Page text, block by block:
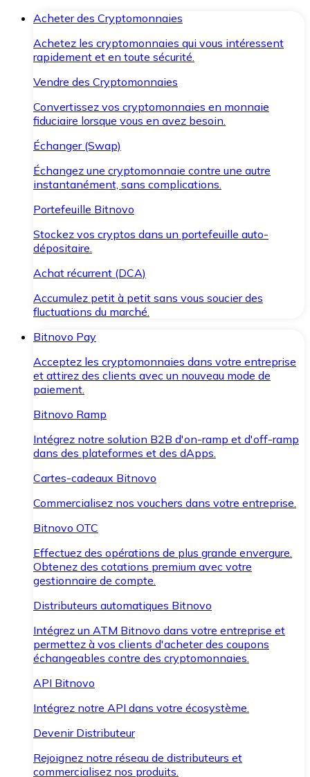
Acheter des Cryptomonnaies
Achetez les cryptomonnaies qui vous intéressent
rapidement et en toute sécurité.
Vendre des Cryptomonnaies
Convertissez vos cryptomonnaies en monnaie
fiduciaire lorsque vous en avez besoin.
Échanger (Swap)
Échangez une cryptomonnaie contre une autre
instantanément, sans complications.
Portefeuille Bitnovo
Stockez vos cryptos dans un portefeuille auto-
dépositaire.
Achat récurrent (DCA)
Accumulez petit à petit sans vous soucier des
fluctuations du marché.
Bitnovo Pay
Acceptez les cryptomonnaies dans votre entreprise
et attirez des clients avec un nouveau mode de
paiement.
Bitnovo Ramp
Intégrez notre solution B2B d'on-ramp et d'off-ramp
dans des plateformes et des dApps.
Cartes-cadeaux Bitnovo
Commercialisez nos vouchers dans votre entreprise.
Bitnovo OTC
Effectuez des opérations de plus grande envergure.
Obtenez des cotations premium avec votre
gestionnaire de compte.
Distributeurs automatiques Bitnovo
Intégrez un ATM Bitnovo dans votre entreprise et
permettez à vos clients d'acheter des coupons
échangeables contre des cryptomonnaies.
API Bitnovo
Intégrez notre API dans votre écosystème.
Devenir Distributeur
Rejoignez notre réseau de distributeurs et
commercialisez nos produits.